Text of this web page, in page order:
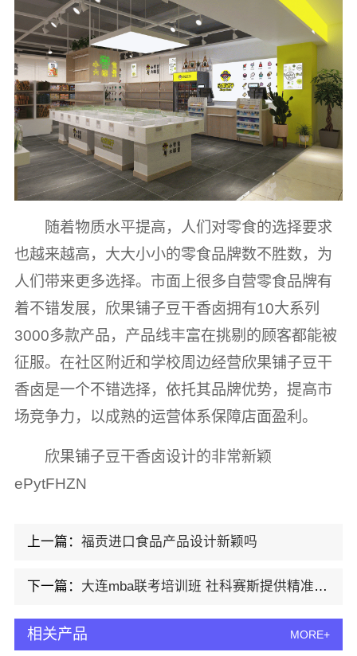
随着物质水平提高，人们对零食的选择要求
也越来越高，大大小小的零食品牌数不胜数，为
人们带来更多选择。市面上很多自营零食品牌有
着不错发展，欣果铺子豆干香卤拥有10大系列
3000多款产品，产品线丰富在挑剔的顾客都能被
征服。在社区附近和学校周边经营欣果铺子豆干
香卤是一个不错选择，依托其品牌优势，提高市
场竞争力，以成熟的运营体系保障店面盈利。
欣果铺子豆干香卤设计的非常新颖
ePytFHZN
上一篇：福贡进口食品产品设计新颖吗
下一篇： 大连mba联考培训班 社科赛斯提供精准的在职MBA报考资讯
相关产品 MORE+